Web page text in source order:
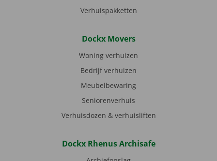
Verhuispakketten
Dockx Movers
Woning verhuizen
Bedrijf verhuizen
Meubelbewaring
Seniorenverhuis
Verhuisdozen & verhuisliften
Dockx Rhenus Archisafe